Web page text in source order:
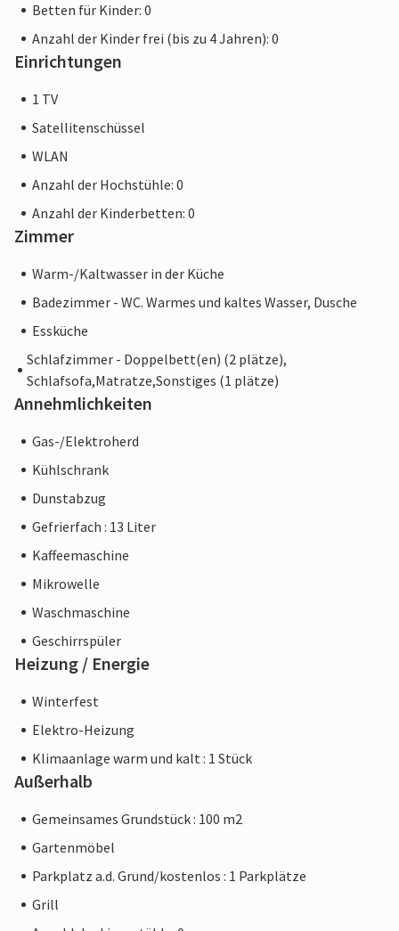
Betten für Kinder: 0
Anzahl der Kinder frei (bis zu 4 Jahren): 0
Einrichtungen
1 TV
Satellitenschüssel
WLAN
Anzahl der Hochstühle: 0
Anzahl der Kinderbetten: 0
Zimmer
Warm-/Kaltwasser in der Küche
Badezimmer - WC. Warmes und kaltes Wasser, Dusche
Essküche
Schlafzimmer - Doppelbett(en) (2 plätze),
Schlafsofa,Matratze,Sonstiges (1 plätze)
Annehmlichkeiten
Gas-/Elektroherd
Kühlschrank
Dunstabzug
Gefrierfach : 13 Liter
Kaffeemaschine
Mikrowelle
Waschmaschine
Geschirrspüler
Heizung / Energie
Winterfest
Elektro-Heizung
Klimaanlage warm und kalt : 1 Stück
Außerhalb
Gemeinsames Grundstück : 100 m2
Gartenmöbel
Parkplatz a.d. Grund/kostenlos : 1 Parkplätze
Grill